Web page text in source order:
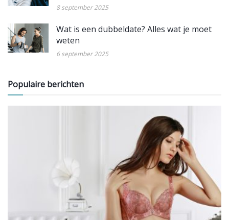
8 september 2025
Wat is een dubbeldate? Alles wat je moet
weten
6 september 2025
Populaire berichten